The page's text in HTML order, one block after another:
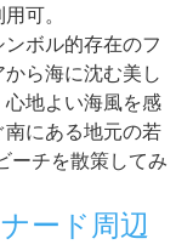
可。
ボル的存在のフ
ら海に沈む美し
地よい海風を感
にある地元の若
ーチを散策してみ
ード周辺